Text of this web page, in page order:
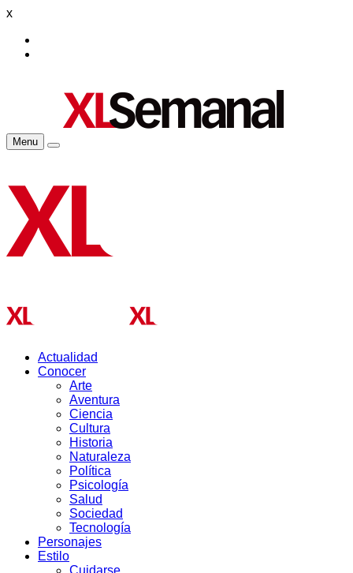
x
Menu
Actualidad
Conocer
Arte
Aventura
Ciencia
Cultura
Historia
Naturaleza
Política
Psicología
Salud
Sociedad
Tecnología
Personajes
Estilo
Cuidarse